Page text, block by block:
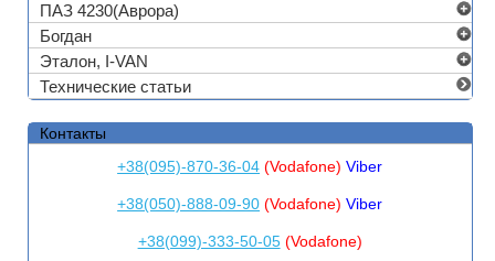
ПАЗ 4230(Аврора)
Богдан
Эталон, I-VAN
Технические статьи
Контакты
+38(095)-870-36-04 (Vodafone)Viber
+38(050)-888-09-90 (Vodafone)Viber
+38(099)-333-50-05(Vodafone)